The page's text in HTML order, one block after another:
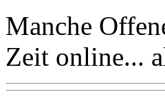
Manche
Zeit online...